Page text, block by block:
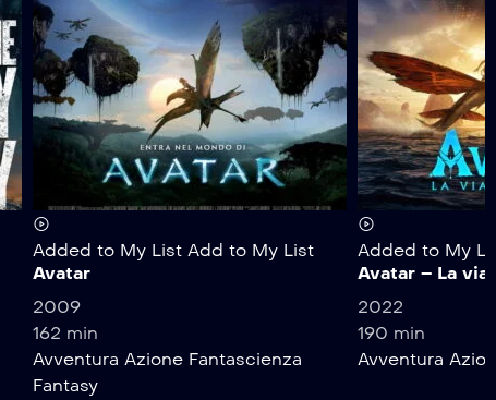
Added to My List Add to My List
Avatar
2009
162 min
Avventura Azione Fantascienza
Fantasy
Added to My
Avatar – La via
2022
190 min
Avventura